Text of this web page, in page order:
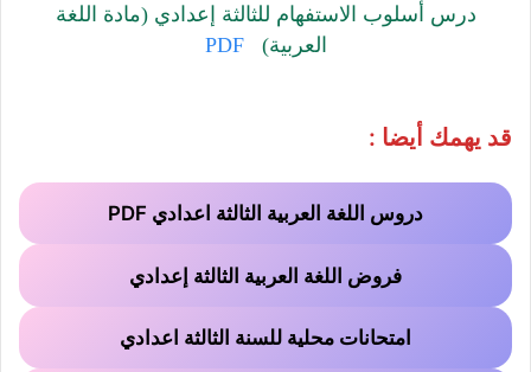
درس أسلوب الاستفهام للثالثة إعدادي (مادة اللغة
العربية)
PDF
قد يهمك أيضا :
دروس اللغة العربية الثالثة اعدادي PDF
فروض اللغة العربية الثالثة إعدادي
امتحانات محلية للسنة الثالثة اعدادي